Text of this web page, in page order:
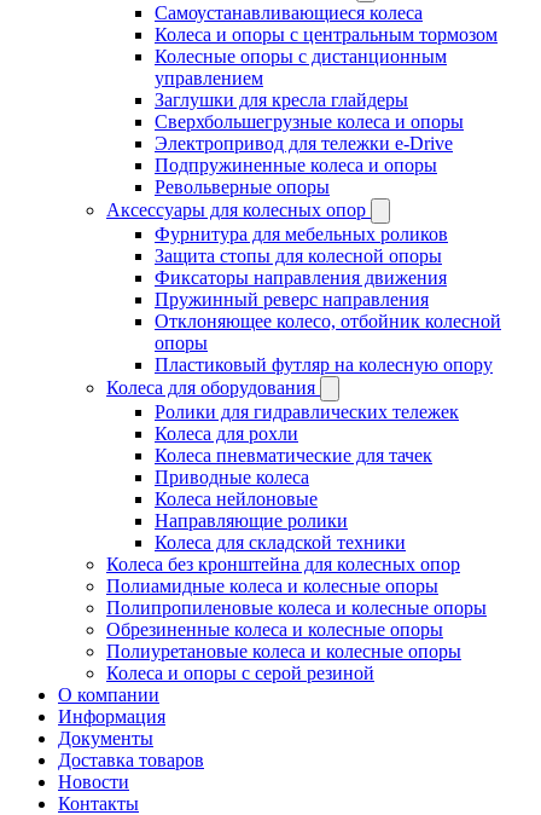
Самоустанавливающиеся колеса
Колеса и опоры с центральным тормозом
Колесные опоры с дистанционным
управлением
Заглушки для кресла глайдеры
Сверхбольшегрузные колеса и опоры
Электропривод для тележки e-Drive
Подпружиненные колеса и опоры
Револьверные опоры
Аксессуары для колесных опор
Фурнитура для мебельных роликов
Защита стопы для колесной опоры
Фиксаторы направления движения
Пружинный реверс направления
Отклоняющее колесо, отбойник колесной
опоры
Пластиковый футляр на колесную опору
Колеса для оборудования
Ролики для гидравлических тележек
Колеса для рохли
Колеса пневматические для тачек
Приводные колеса
Колеса нейлоновые
Направляющие ролики
Колеса для складской техники
Колеса без кронштейна для колесных опор
Полиамидные колеса и колесные опоры
Полипропиленовые колеса и колесные опоры
Обрезиненные колеса и колесные опоры
Полиуретановые колеса и колесные опоры
Колеса и опоры с серой резиной
О компании
Информация
Документы
Доставка товаров
Новости
Контакты